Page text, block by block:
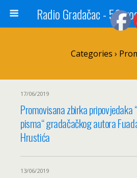
Categories ›
17/06/2019
Promovisana zbirka pripovjedaka
pisma“ gradačačkog autora
Hrustića
13/06/2019